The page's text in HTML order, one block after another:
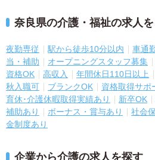
奈良県の介護・福祉の求人
夜勤専従 駅から徒歩10分以内 車通
当・補助
オープニングスタッフ募集
資格OK
高収入 年間休日110日以上
秋入職可
ブランクOK 資格取得サポ
育休･介護休暇取得実績あり
新卒OK
補助あり
ボーナス・賞与あり 社会
金制度あり
企業から介護の求人を探す